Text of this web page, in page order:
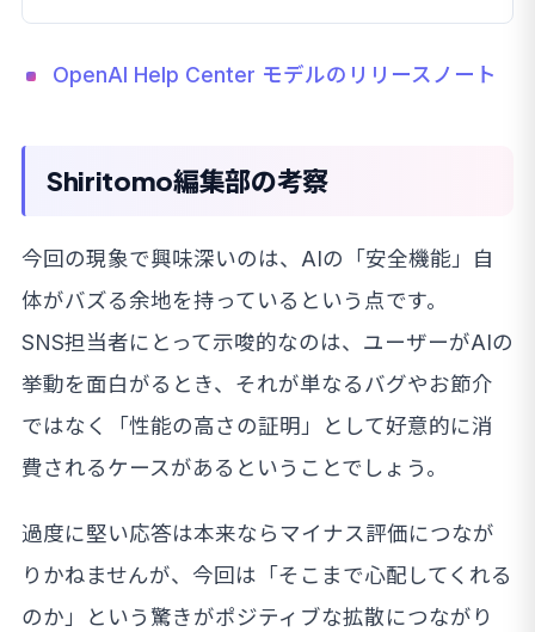
OpenAI Help Center モデルのリリースノート
Shiritomo編集部の考察
今回の現象で興味深いのは、AIの「安全機能」自
体がバズる余地を持っているという点です。
SNS担当者にとって示唆的なのは、ユーザーがAIの
挙動を面白がるとき、それが単なるバグやお節介
ではなく「性能の高さの証明」として好意的に消
費されるケースがあるということでしょう。
過度に堅い応答は本来ならマイナス評価につなが
りかねませんが、今回は「そこまで心配してくれる
のか」という驚きがポジティブな拡散につながり